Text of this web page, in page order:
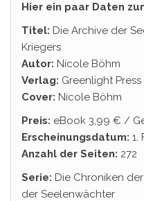
Hier ein paar Daten
Titel: Die Archive der
Kriegers
Autor: Nicole Böhm
Verlag: Greenlight Press
Cover: Nicole Böhm
Preis: eBook 3,99 € /
Erscheinungsdatum: 1.
Anzahl der Seiten: 272
Serie: Die Chroniken
der Seelenwächter